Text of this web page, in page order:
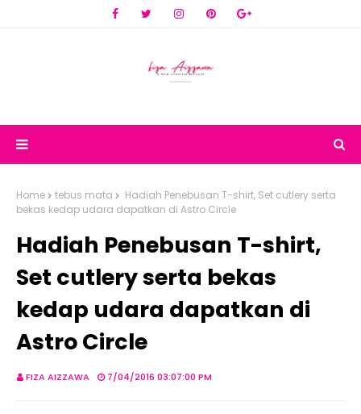
Home tebus mata
Hadiah Penebusan T-shirt, Set cutlery serta
bekas kedap udara dapatkan di Astro Circle
Hadiah Penebusan T-shirt,
Set cutlery serta bekas
kedap udara dapatkan di
Astro Circle
FIZA AIZZAWA 7/04/2016 03:07:00 PM